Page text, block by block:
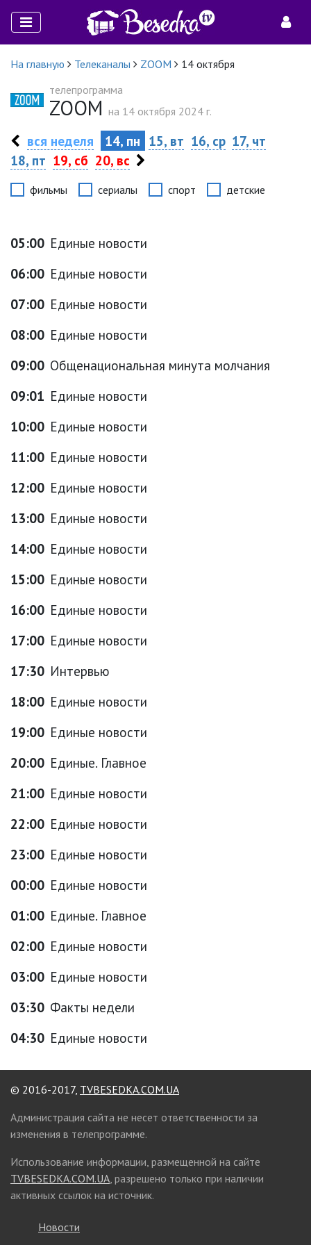
На главную Телеканалы ZOOM
14 октября
телепрограмма
ZOOM на 14 октября 2024 г.
вся неделя 14, пн 15, вт 16, ср 17, чт
18, пт 19, сб 20, вс
фильмы сериалы спорт детские
05:00 Единые новости
06:00 Единые новости
07:00 Единые новости
08:00 Единые новости
09:00 Общенациональная минута молчания
09:01 Единые новости
10:00 Единые новости
11:00 Единые новости
12:00 Единые новости
13:00 Единые новости
14:00 Единые новости
15:00 Единые новости
16:00 Единые новости
17:00 Единые новости
17:30 Интервью
18:00 Единые новости
19:00 Единые новости
20:00 Единые. Главное
21:00 Единые новости
22:00 Единые новости
23:00 Единые новости
00:00 Единые новости
01:00 Единые. Главное
02:00 Единые новости
03:00 Единые новости
03:30 Факты недели
04:30 Единые новости
© 2016-2017, TVBESEDKA.COM.UA
Администрация сайта не несет ответственности за
изменения в телепрограмме.
Использование информации, размещенной на сайте
TVBESEDKA.COM.UA, разрешено только при наличии
активных ссылок на источник.
Новости